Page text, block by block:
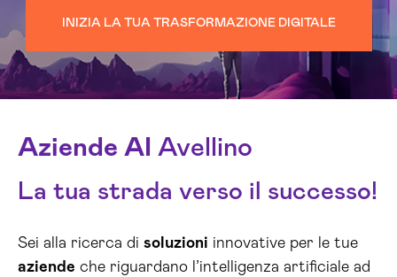
INIZIA LA TUA TRASFORMAZIONE DIGITALE
Aziende AI Avellino
La tua strada verso il successo!
Sei alla ricerca di soluzioni innovative per le tue
aziende che riguardano l’intelligenza artificiale ad